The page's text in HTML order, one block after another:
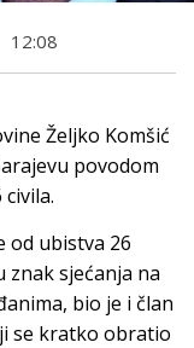
12:08
Željko Komšić
povodom
od ubistva 26
znak sjećanja na
bio je i član
se kratko obratio